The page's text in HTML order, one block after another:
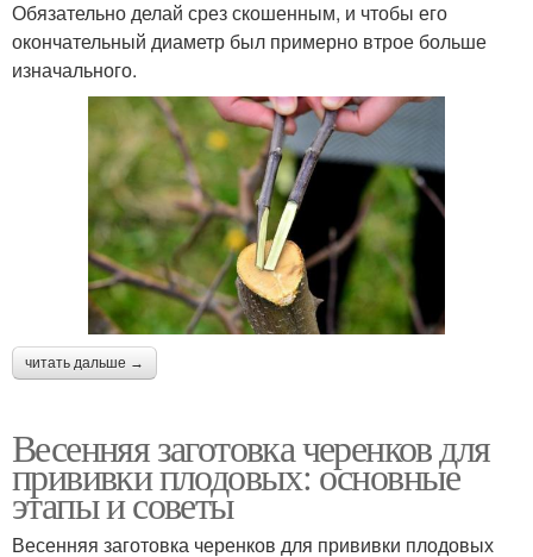
Обязательно делай срез скошенным, и чтобы его
окончательный диаметр был примерно втрое больше
изначального.
читать дальше →
Весенняя заготовка черенков для
прививки плодовых: основные
этапы и советы
Весенняя заготовка черенков для прививки плодовых